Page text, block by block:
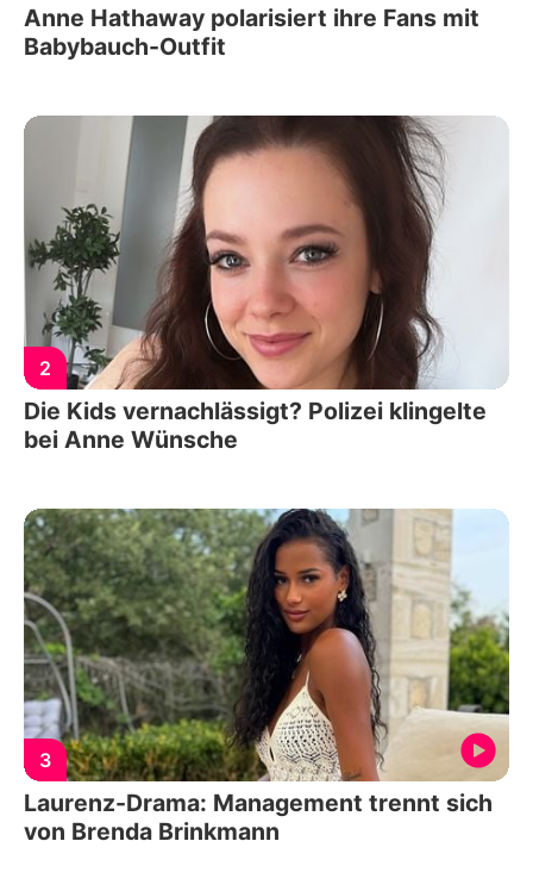
Anne Hathaway polarisiert ihre Fans mit
Babybauch-Outfit
2
Die Kids vernachlässigt? Polizei klingelte
bei Anne Wünsche
3
Laurenz-Drama: Management trennt sich
von Brenda Brinkmann